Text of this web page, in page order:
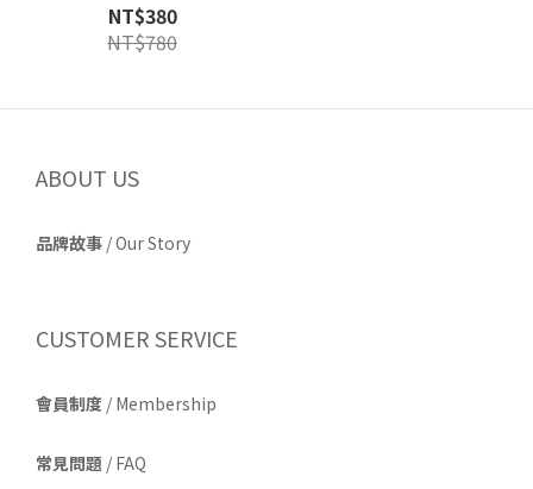
NT$380
NT$780
ABOUT US
品牌故事 /Our Story
CUSTOMER SERVICE
會員制度 / Membership
常見問題 / FAQ